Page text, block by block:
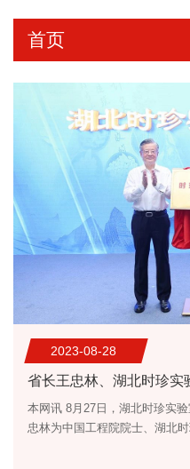
首页
2023-08-28
本网讯 8月27日，湖北时珍实
忠林为中国工程院院士、湖北